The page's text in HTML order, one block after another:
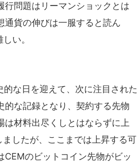
問題はリーマンショックとは
通貨の伸びは一服すると読ん
い。
な日を迎えて、次に注目された
な記録となり、契約する先物
材料出尽くしとはならずに上
したが、ここまでは上昇する可
のビットコイン先物がビッ